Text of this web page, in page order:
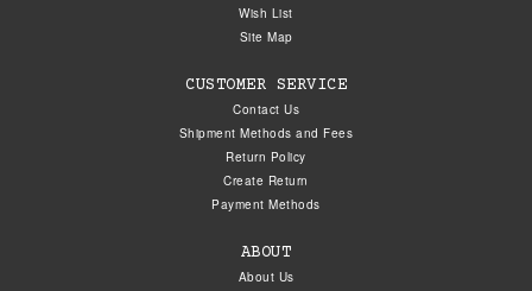
Wish List
Site Map
CUSTOMER SERVICE
Contact Us
Shipment Methods and Fees
Return Policy
Create Return
Payment Methods
ABOUT
About Us